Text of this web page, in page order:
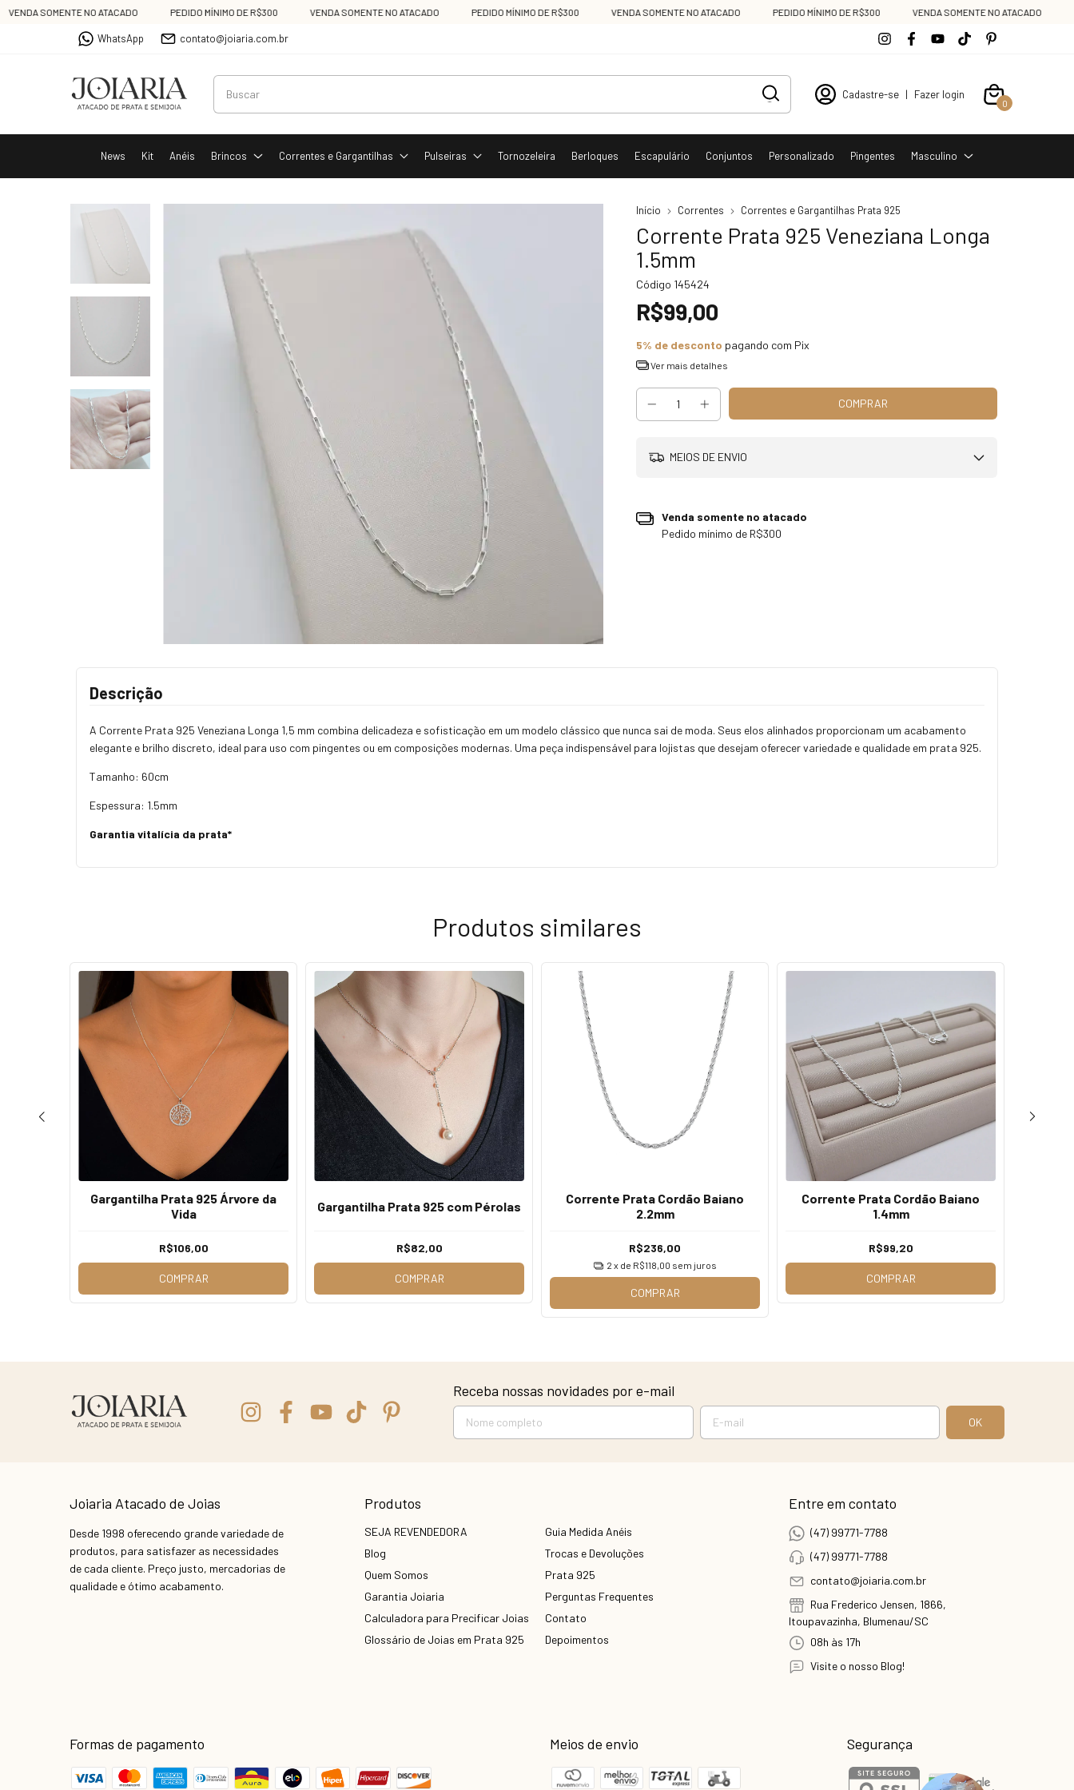
SOMENTE NO ATACADO PEDIDO MÍNIMO DE R$300 VENDA SOMENTE NO ATACADO PEDIDO MÍNIMO DE R$300 VENDA SOMENTE NO ATACADO PEDIDO MÍNIMO DE R$300 VENDA SOMENTE NO ATACADO
WhatsApp contato@joiaria.com.br
Cadastre-se | Fazer login
0
News Kit Anéis Brincos Correntes e Gargantilhas Pulseiras Tornozeleira Berloques Escapulário Conjuntos Personalizado Pingentes Masculino
Início Correntes Correntes e Gargantilhas Prata 925
Corrente Prata 925 Veneziana Longa
1.5mm
Código 145424
R$99,00
5% de desconto pagando com Pix
Ver mais detalhes
MEIOS DE ENVIO
Venda somente no atacado
Pedido mínimo de R$300
Descrição
A Corrente Prata 925 Veneziana Longa 1,5 mm combina delicadeza e sofisticação em um modelo clássico que nunca sai de moda. Seus elos alinhados proporcionam um acabamento
elegante e brilho discreto, ideal para uso com pingentes ou em composições modernas. Uma peça indispensável para lojistas que desejam oferecer variedade e qualidade em prata 925.
Tamanho: 60cm
Espessura: 1.5mm
Garantia vitalícia da prata*
Produtos similares
Gargantilha Prata 925 Árvore da
Vida
R$106,00
COMPRAR
Gargantilha Prata 925 com Pérolas
R$82,00
COMPRAR
Corrente Prata Cordão Baiano
2.2mm
R$236,00
2 x de R$118,00 sem juros
COMPRAR
Corrente Prata Cordão Baiano
1.4mm
R$99,20
COMPRAR
Receba nossas novidades por e-mail
Joiaria Atacado de Joias
Desde 1998 oferecendo grande variedade de
produtos, para satisfazer as necessidades
de cada cliente. Preço justo, mercadorias de
qualidade e ótimo acabamento.
Produtos
SEJA REVENDEDORA
Blog
Quem Somos
Garantia Joiaria
Calculadora para Precificar Joias
Glossário de Joias em Prata 925
Guia Medida Anéis
Trocas e Devoluções
Prata 925
Perguntas Frequentes
Contato
Depoimentos
Entre em contato
(47) 99771-7788
(47) 99771-7788
contato@joiaria.com.br
Rua Frederico Jensen, 1866,
Itoupavazinha, Blumenau/SC
08h às 17h
Visite o nosso Blog!
Formas de pagamento Meios de envio Segurança